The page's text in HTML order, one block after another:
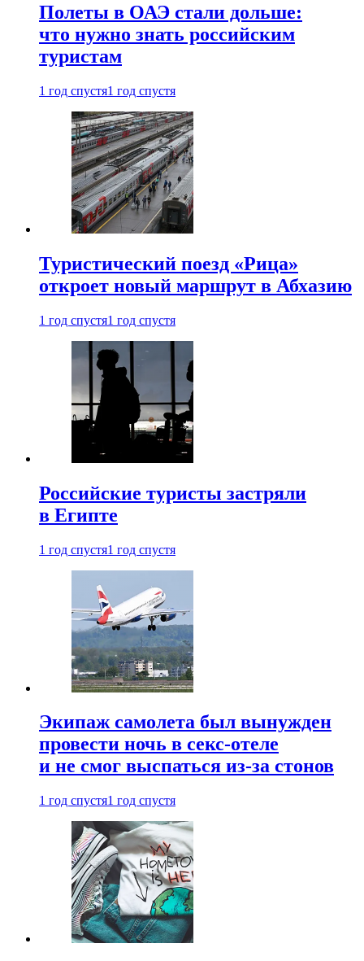
Полеты в ОАЭ стали дольше:
что нужно знать российским
туристам
1 год спустя1 год спустя
Туристический поезд «Рица»
откроет новый маршрут в Абхазию
1 год спустя1 год спустя
Российские туристы застряли
в Египте
1 год спустя1 год спустя
Экипаж самолета был вынужден
провести ночь в секс-отеле
и не смог выспаться из-за стонов
1 год спустя1 год спустя